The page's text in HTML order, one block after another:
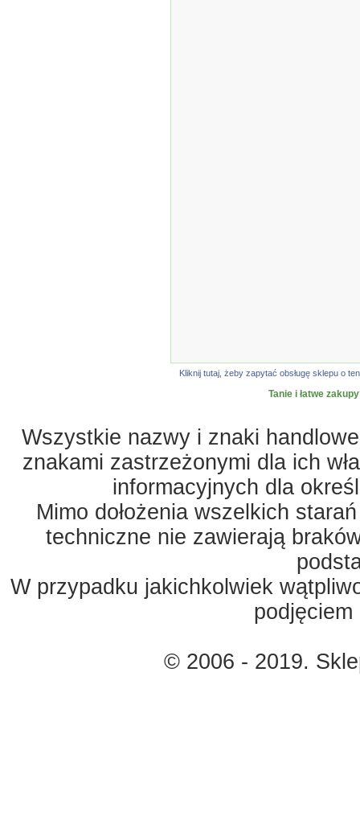
Kliknij tutaj, żeby zapytać obsługę sklepu o
Tanie i łatwe
Wszystkie nazwy i znaki
znakami zastrzeżonymi dla ich
informacyjnych dla
Mimo dołożenia wszelkich
techniczne nie zawierają
W przypadku jakichkolwiek
© 2006 - 2019.